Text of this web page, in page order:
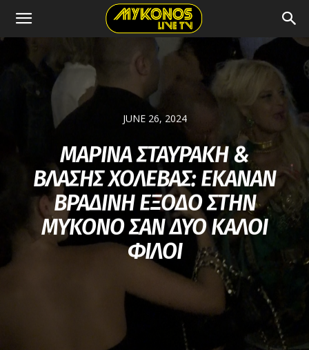
JUNE 26, 2024
ΜΑΡΙΝΑ ΣΤΑΥΡΑΚΗ &
ΒΛΑΣΗΣ ΧΟΛΕΒΑΣ: ΕΚΑΝΑΝ
ΒΡΑΔΙΝΗ ΕΞΟΔΟ ΣΤΗΝ
ΜΥΚΟΝΟ ΣΑΝ ΔΥΟ ΚΑΛΟΙ
ΦΙΛΟΙ